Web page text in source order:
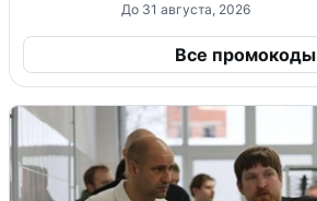
До 31 августа, 2026
Все промокоды